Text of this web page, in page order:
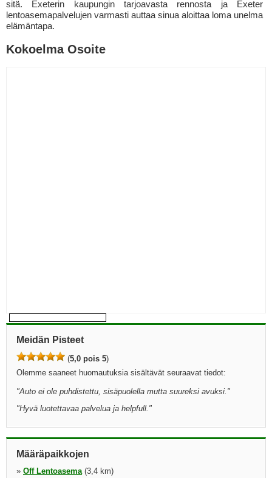
sitä. Exeterin kaupungin tarjoavasta rennosta ja Exeter
lentoasemapalvelujen varmasti auttaa sinua aloittaa loma unelma
elämäntapa.
Kokoelma Osoite
Meidän Pisteet
(5,0 pois 5)
Olemme saaneet huomautuksia sisältävät seuraavat tiedot:
"Auto ei ole puhdistettu, sisäpuolella mutta suureksi avuksi. "
"Hyvä luotettavaa palvelua ja helpfull. "
Määräpaikkojen
» Off Lentoasema(3,4 km)